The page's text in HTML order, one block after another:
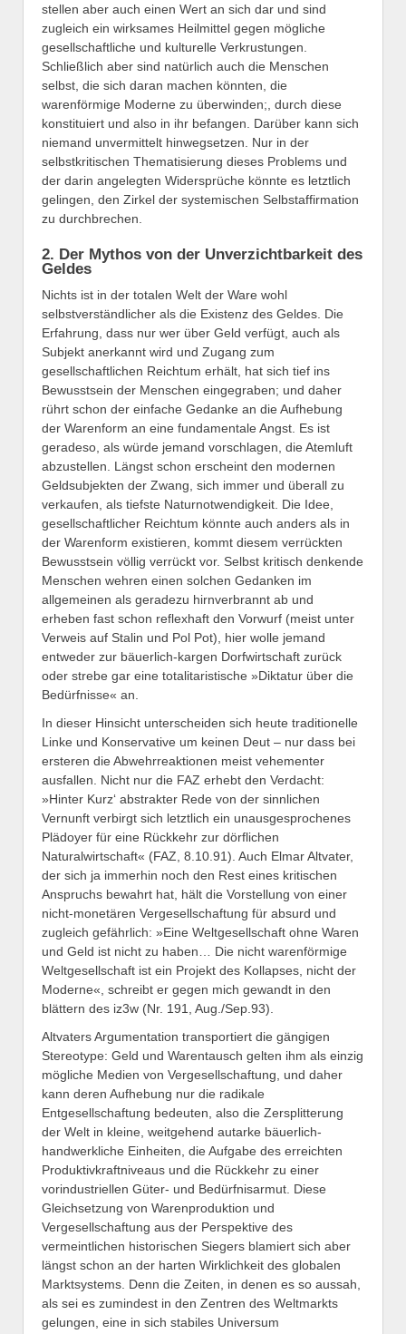
stellen aber auch einen Wert an sich dar und sind
zugleich ein wirksames Heilmittel gegen mögliche
gesellschaftliche und kulturelle Verkrustungen.
Schließlich aber sind natürlich auch die Menschen
selbst, die sich daran machen könnten, die
warenförmige Moderne zu überwinden;, durch diese
konstituiert und also in ihr befangen. Darüber kann sich
niemand unvermittelt hinwegsetzen. Nur in der
selbstkritischen Thematisierung dieses Problems und
der darin angelegten Widersprüche könnte es letztlich
gelingen, den Zirkel der systemischen Selbstaffirmation
zu durchbrechen.
2. Der Mythos von der Unverzichtbarkeit des
Geldes
Nichts ist in der totalen Welt der Ware wohl
selbstverständlicher als die Existenz des Geldes. Die
Erfahrung, dass nur wer über Geld verfügt, auch als
Subjekt anerkannt wird und Zugang zum
gesellschaftlichen Reichtum erhält, hat sich tief ins
Bewusstsein der Menschen eingegraben; und daher
rührt schon der einfache Gedanke an die Aufhebung
der Warenform an eine fundamentale Angst. Es ist
geradeso, als würde jemand vorschlagen, die Atemluft
abzustellen. Längst schon erscheint den modernen
Geldsubjekten der Zwang, sich immer und überall zu
verkaufen, als tiefste Naturnotwendigkeit. Die Idee,
gesellschaftlicher Reichtum könnte auch anders als in
der Warenform existieren, kommt diesem verrückten
Bewusstsein völlig verrückt vor. Selbst kritisch denkende
Menschen wehren einen solchen Gedanken im
allgemeinen als geradezu hirnverbrannt ab und
erheben fast schon reflexhaft den Vorwurf (meist unter
Verweis auf Stalin und Pol Pot), hier wolle jemand
entweder zur bäuerlich-kargen Dorfwirtschaft zurück
oder strebe gar eine totalitaristische »Diktatur über die
Bedürfnisse« an.
In dieser Hinsicht unterscheiden sich heute traditionelle
Linke und Konservative um keinen Deut – nur dass bei
ersteren die Abwehrreaktionen meist vehementer
ausfallen. Nicht nur die FAZ erhebt den Verdacht:
»Hinter Kurz‘ abstrakter Rede von der sinnlichen
Vernunft verbirgt sich letztlich ein unausgesprochenes
Plädoyer für eine Rückkehr zur dörflichen
Naturalwirtschaft« (FAZ, 8.10.91). Auch Elmar Altvater,
der sich ja immerhin noch den Rest eines kritischen
Anspruchs bewahrt hat, hält die Vorstellung von einer
nicht-monetären Vergesellschaftung für absurd und
zugleich gefährlich: »Eine Weltgesellschaft ohne Waren
und Geld ist nicht zu haben… Die nicht warenförmige
Weltgesellschaft ist ein Projekt des Kollapses, nicht der
Moderne«, schreibt er gegen mich gewandt in den
blättern des iz3w (Nr. 191, Aug./Sep.93).
Altvaters Argumentation transportiert die gängigen
Stereotype: Geld und Warentausch gelten ihm als einzig
mögliche Medien von Vergesellschaftung, und daher
kann deren Aufhebung nur die radikale
Entgesellschaftung bedeuten, also die Zersplitterung
der Welt in kleine, weitgehend autarke bäuerlich-
handwerkliche Einheiten, die Aufgabe des erreichten
Produktivkraftniveaus und die Rückkehr zu einer
vorindustriellen Güter- und Bedürfnisarmut. Diese
Gleichsetzung von Warenproduktion und
Vergesellschaftung aus der Perspektive des
vermeintlichen historischen Siegers blamiert sich aber
längst schon an der harten Wirklichkeit des globalen
Marktsystems. Denn die Zeiten, in denen es so aussah,
als sei es zumindest in den Zentren des Weltmarkts
gelungen, eine in sich stabiles Universum